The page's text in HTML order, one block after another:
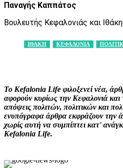
Παναγής Καππάτος
Βουλευτής Κεφαλονιάς και
ΙΘΑΚΗ ΚΕΦΑΛΟΝΙΑ
Το Kefalonia Life φιλοξενεί νέα,
αφορούν κυρίως την Κεφαλονιά
απόψεις πολιτών, πολιτικών και
ενυπόγραφα άρθρα εκφράζουν την
χωρίς αυτή να συμπίπτει κατ'
Kefalonia Life.